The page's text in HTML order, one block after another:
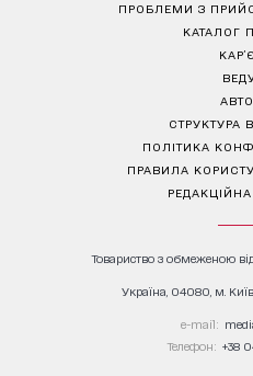
ПРОБЛЕМИ З
КАТАЛОГ
СТРУКТУРА
ПОЛІТИКА
ПРАВИЛА
Товариство з обмеженою
Україна, 04080, м.
е-mail:
Телефон: +38